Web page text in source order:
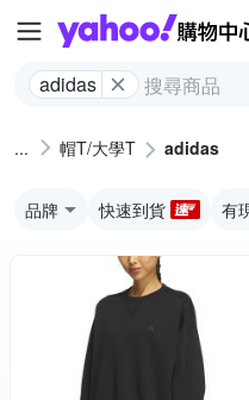
adidas
帽T/大學T adidas
品牌 快速到貨 有